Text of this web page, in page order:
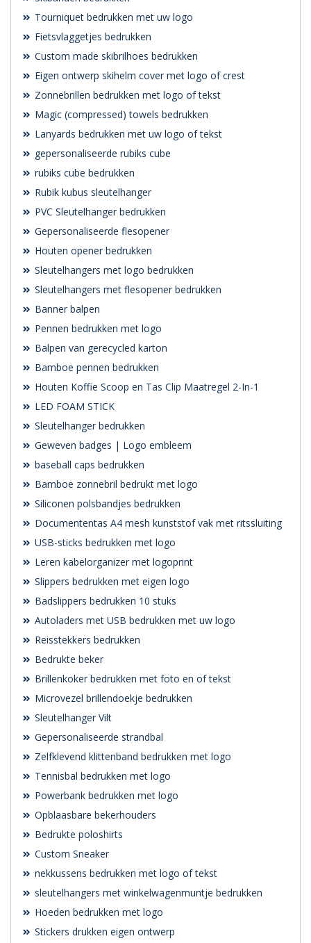
Tourniquet bedrukken met uw logo
Fietsvlaggetjes bedrukken
Custom made skibrilhoes bedrukken
Eigen ontwerp skihelm cover met logo of crest
Zonnebrillen bedrukken met logo of tekst
Magic (compressed) towels bedrukken
Lanyards bedrukken met uw logo of tekst
gepersonaliseerde rubiks cube
rubiks cube bedrukken
Rubik kubus sleutelhanger
PVC Sleutelhanger bedrukken
Gepersonaliseerde flesopener
Houten opener bedrukken
Sleutelhangers met logo bedrukken
Sleutelhangers met flesopener bedrukken
Banner balpen
Pennen bedrukken met logo
Balpen van gerecycled karton
Bamboe pennen bedrukken
Houten Koffie Scoop en Tas Clip Maatregel 2-In-1
LED FOAM STICK
Sleutelhanger bedrukken
Geweven badges | Logo embleem
baseball caps bedrukken
Bamboe zonnebril bedrukt met logo
Siliconen polsbandjes bedrukken
Documententas A4 mesh kunststof vak met ritssluiting
USB-sticks bedrukken met logo
Leren kabelorganizer met logoprint
Slippers bedrukken met eigen logo
Badslippers bedrukken 10 stuks
Autoladers met USB bedrukken met uw logo
Reisstekkers bedrukken
Bedrukte beker
Brillenkoker bedrukken met foto en of tekst
Microvezel brillendoekje bedrukken
Sleutelhanger Vilt
Gepersonaliseerde strandbal
Zelfklevend klittenband bedrukken met logo
Tennisbal bedrukken met logo
Powerbank bedrukken met logo
Opblaasbare bekerhouders
Bedrukte poloshirts
Custom Sneaker
nekkussens bedrukken met logo of tekst
sleutelhangers met winkelwagenmuntje bedrukken
Hoeden bedrukken met logo
Stickers drukken eigen ontwerp